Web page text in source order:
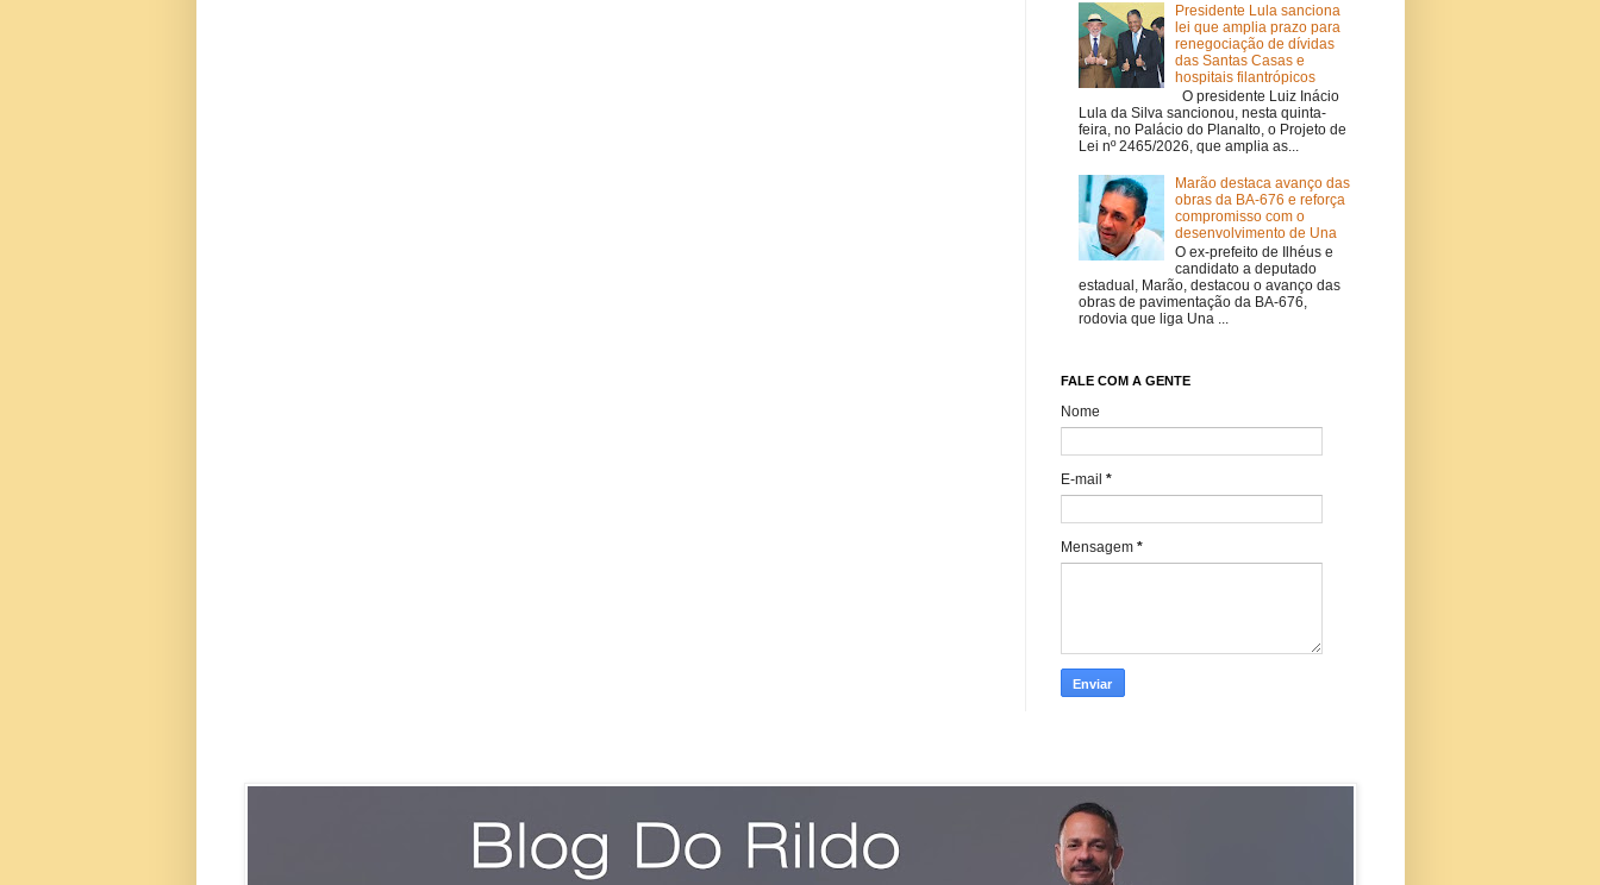
Presidente Lula sanciona
lei que amplia prazo para
renegociação de dívidas
das Santas Casas e
hospitais filantrópicos
O presidente Luiz Inácio
Lula da Silva sancionou, nesta quinta-
feira, no Palácio do Planalto, o Projeto de
Lei nº 2465/2026, que amplia as...
Marão destaca avanço das
obras da BA-676 e reforça
compromisso com o
desenvolvimento de Una
O ex-prefeito de Ilhéus e
candidato a deputado
estadual, Marão, destacou o avanço das
obras de pavimentação da BA-676,
rodovia que liga Una ...
FALE COM A GENTE
Nome
E-mail *
Mensagem *